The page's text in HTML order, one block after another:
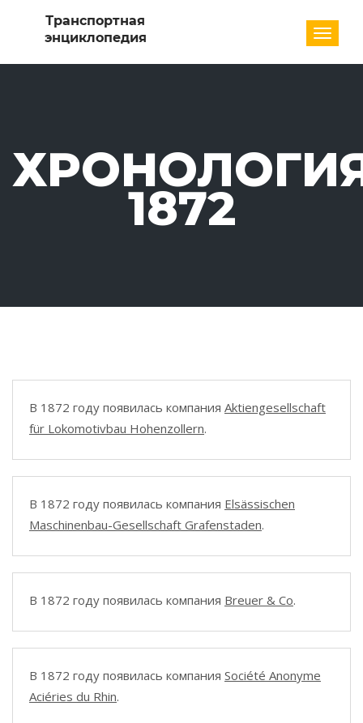
1872
В 1872 году появилась компания Aktiengesellschaft
für Lokomotivbau Hohenzollern.
В 1872 году появилась компания Elsässischen
Maschinenbau-Gesellschaft Grafenstaden.
В 1872 году появилась компания Breuer & Co.
В 1872 году появилась компания Société Anonyme
Aciéries du Rhin.